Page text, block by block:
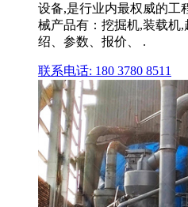
设备,是行业内最权威的工
械产品有：挖掘机,装载机
绍、参数、报价、 .
联系电话: 180 3780 8511